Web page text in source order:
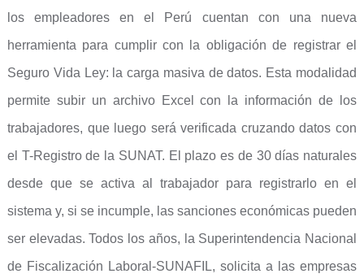
los empleadores en el Perú cuentan con una nueva
herramienta para cumplir con la obligación de registrar el
Seguro Vida Ley: la carga masiva de datos. Esta modalidad
permite subir un archivo Excel con la información de los
trabajadores, que luego será verificada cruzando datos con
el T-Registro de la SUNAT. El plazo es de 30 días naturales
desde que se activa al trabajador para registrarlo en el
sistema y, si se incumple, las sanciones económicas pueden
ser elevadas. Todos los años, la Superintendencia Nacional
de Fiscalización Laboral-SUNAFIL, solicita a las empresas